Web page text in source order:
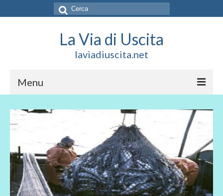
Cerca:
La Via di Uscita
laviadiuscita.net
Menu
HOME
SOCIAL
SOSTIENICI
CONTATTI